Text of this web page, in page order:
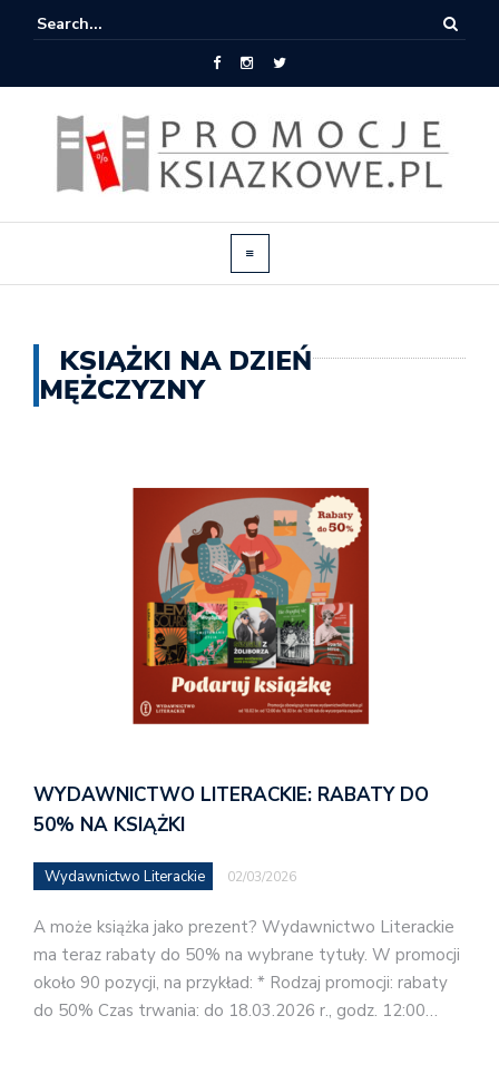
KSIĄŻKI NA DZIEŃ
MĘŻCZYZNY
WYDAWNICTWO LITERACKIE: RABATY DO
50% NA KSIĄŻKI
Wydawnictwo Literackie 02/03/2026
A może książka jako prezent? Wydawnictwo Literackie
ma teraz rabaty do 50% na wybrane tytuły. W promocji
około 90 pozycji, na przykład: * Rodzaj promocji: rabaty
do 50% Czas trwania: do 18.03.2026 r., godz. 12:00…